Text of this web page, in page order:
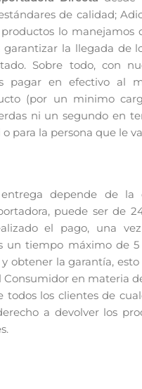
de calidad;
lo manejamos
garantizar la llegada de
Sobre todo, con
pagar en efectivo al
(por un minimo
ni un segundo en
para la persona que le
depende de la
puede ser de
el pago, una
un tiempo máximo de 5
obtener la garantía,
Consumidor en materia
todos los clientes de
a devolver los